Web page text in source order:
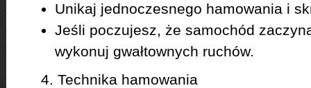
Unikaj jednoczesnego hamowania i
Jeśli poczujesz, że samochód
wykonuj gwałtownych ruchów.
4. Technika hamowania